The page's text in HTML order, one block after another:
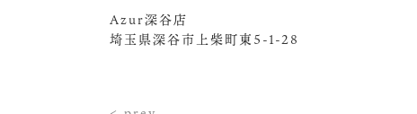
Azur深谷店
埼玉県深谷市上柴町東5-1-28